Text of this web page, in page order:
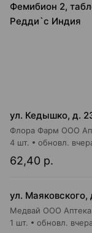
Фемибион 2,
Редди`с Индия
ул. Кедышко, д.
Флора Фарм ООО
62,40 р.
4 шт. обновл.
Медвай ООО
1 шт. обновл.